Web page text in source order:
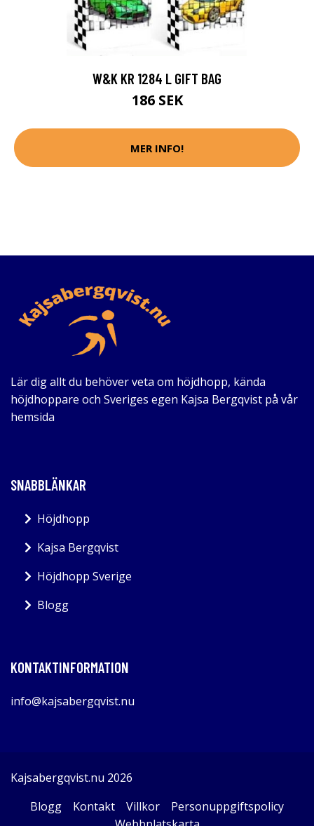
W&K KR 1284 L GIFT BAG
186 SEK
MER INFO!
Lär dig allt du behöver veta om höjdhopp, kända
höjdhoppare och Sveriges egen Kajsa Bergqvist på vår
hemsida
SNABBLÄNKAR
Höjdhopp
Kajsa Bergqvist
Höjdhopp Sverige
Blogg
KONTAKTINFORMATION
info@kajsabergqvist.nu
Kajsabergqvist.nu 2026
Blogg
Kontakt Villkor
Personuppgiftspolicy